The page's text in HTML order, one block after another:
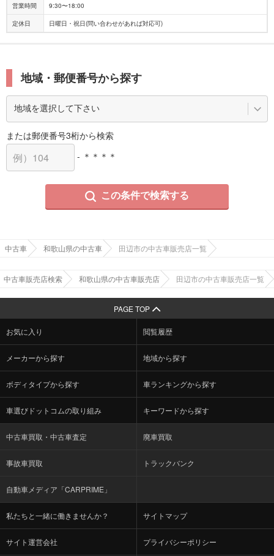
営業時間 9:30〜18:00
定休日 日曜日・祝日(問い合わせがあれば対応可)
地域・郵便番号から探す
または郵便番号3桁から検索
- ＊＊＊＊
この条件で検索する
中古車 和歌山県の中古車 田辺市の中古車販売店一覧
中古車販売店検索 和歌山県の中古車販売店 田辺市の中古車販売店一覧
PAGE TOP
お気に入り 閲覧履歴
メーカーから探す 地域から探す
ボディタイプから探す 車ランキングから探す
車選びドットコムの取り組み キーワードから探す
中古車買取・中古車査定 廃車買取
事故車買取 トラックバンク
自動車メディア「CARPRIME」
私たちと一緒に働きませんか？ サイトマップ
サイト運営会社 プライバシーポリシー